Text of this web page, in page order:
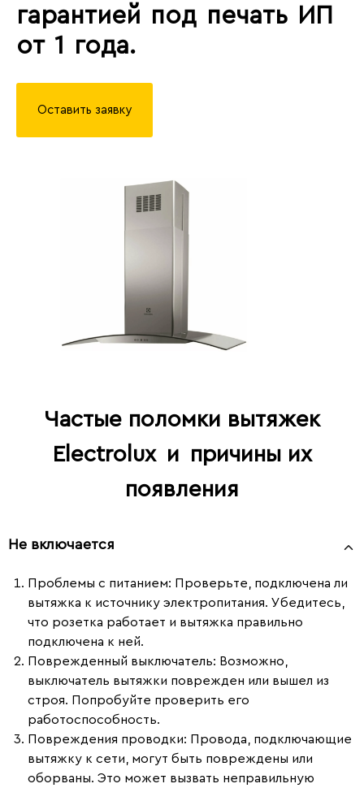
гарантией под печать ИП
от 1 года.
Оставить заявку
Частые поломки вытяжек
Electrolux и причины их
появления
Не включается
Проблемы с питанием: Проверьте, подключена ли
вытяжка к источнику электропитания. Убедитесь,
что розетка работает и вытяжка правильно
подключена к ней.
Поврежденный выключатель: Возможно,
выключатель вытяжки поврежден или вышел из
строя. Попробуйте проверить его
работоспособность.
Повреждения проводки: Провода, подключающие
вытяжку к сети, могут быть повреждены или
оборваны. Это может вызвать неправильную